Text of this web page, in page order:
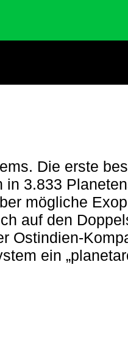
Die erste
3.833
mögliche
auf den
Ostindien-
ein